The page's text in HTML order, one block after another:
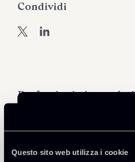
Questo sito web utilizza i cookie
Condividi
Professionisti correlati
Roma